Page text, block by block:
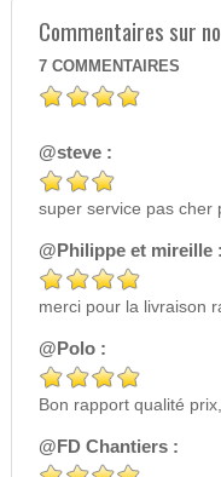
Commentaires sur
7 COMMENTAIRES
@steve :
super service pas cher
@Philippe et mireille :
merci pour la livraison
@Polo :
Bon rapport qualité
@FD Chantiers :